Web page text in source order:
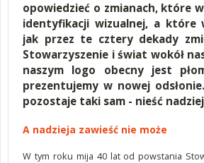
opowiedzieć o zmianach, które
identyfikacji wizualnej, a które
jak przez te cztery dekady
Stowarzyszenie i świat wokół
naszym logo obecny jest
prezentujemy w nowej
pozostaje taki sam - nieść
A nadzieja zawieść nie może
W tym roku mija 40 lat od powstania